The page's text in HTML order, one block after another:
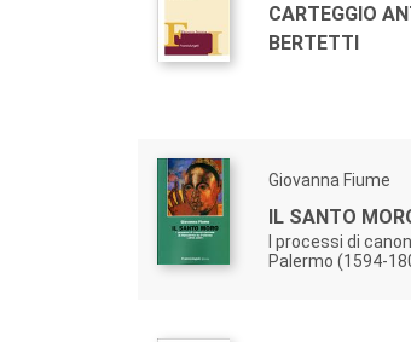
CARTEGGIO
BERTETTI
Giovanna Fiume
IL SANTO
I processi di
Palermo (1594-